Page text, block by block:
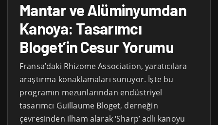
Mantar ve Alüminyumdan
Kanoya: Tasarımcı
Bloget’in Cesur Yorumu
Fransa’daki Rhizome Association, yaratıcılara
araştırma konaklamaları sunuyor. İşte bu
programın mezunlarından endüstriyel
tasarımcı Guillaume Bloget, derneğin
çevresinden ilham alarak ‘Sharp’ adlı kanoyu